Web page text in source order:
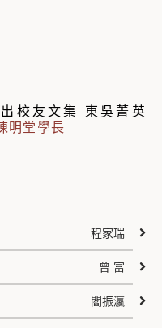
文集 東吳菁英
明堂學長
程家瑞
曾 富
閻振瀛